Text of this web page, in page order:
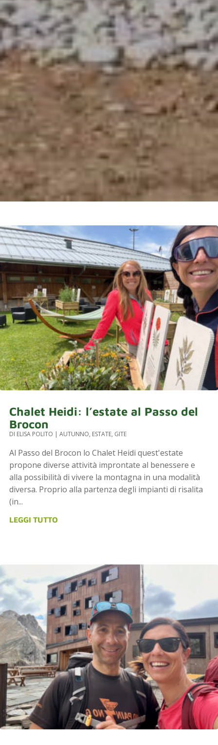
Chalet Heidi: l’estate al Passo del
Brocon
DI ELISA POLITO | AUTUNNO, ESTATE, GITE
Al Passo del Brocon lo Chalet Heidi quest'estate
propone diverse attività improntate al benessere e
alla possibilità di vivere la montagna in una modalità
diversa. Proprio alla partenza degli impianti di risalita
(in...
LEGGI TUTTO